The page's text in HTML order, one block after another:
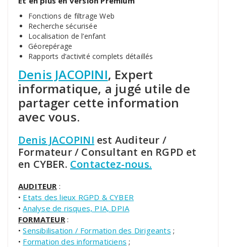
Fonctions de filtrage Web
Recherche sécurisée
Localisation de l’enfant
Géorepérage
Rapports d’activité complets détaillés
Denis JACOPINI, Expert
informatique, a jugé utile de
partager cette information
avec vous.
Denis JACOPINI est Auditeur /
Formateur / Consultant en RGPD et
en CYBER. Contactez-nous.
AUDITEUR:
• Etats des lieux RGPD & CYBER
•Analyse de risques, PIA, DPIA
FORMATEUR:
•Sensibilisation / Formation des Dirigeants ;
• Formation des informaticiens ;